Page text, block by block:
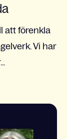
att förenkla
Vi har